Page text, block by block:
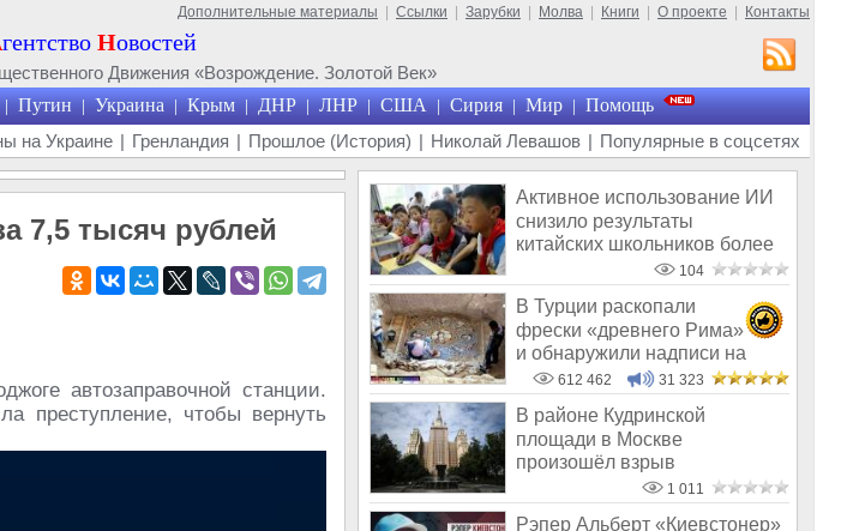
Дополнительные материалы Ссылки Зарубки Молва Книги О проекте Контакты
гентство Новостей
Движения «Возрождение. Золотой Век»
| Путин | Украина | Крым | ДНР | ЛНР | США | Сирия | Мир | Помощь
на Украине | Гренландия | Прошлое (История) | Николай Левашов | Популярные в соцсетях
7,5 тысяч рублей
автозаправочной станции.
преступление, чтобы вернуть
Активное использование ИИ
снизило результаты
китайских школьников более
104
В Турции раскопали
фрески «древнего Рима»
и обнаружили надписи на
Русском!
612 462 31 323
В районе Кудринской
площади в Москве
произошёл взрыв
1 011
Рэпер Альберт «Киевстонер»